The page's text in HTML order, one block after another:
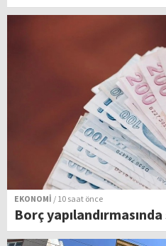
EKONOMİ / 10 saat önce
Borç